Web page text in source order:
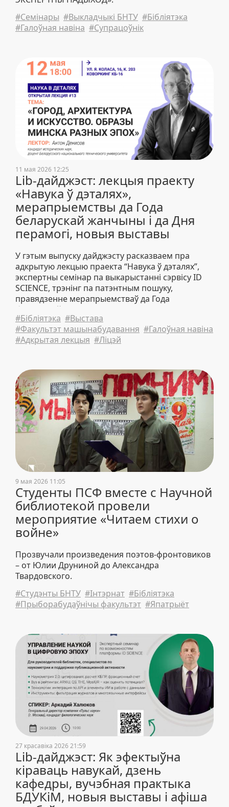
#Семінары #Выкладчыкі БНТУ #Бібліятэка
#Галоўная навіна #Супрацоўнік
11 мая 2026 12:25
Lib-дайджэст: лекцыя праекту
«Навука ў дэталях»,
мерапрыемствы да Года
беларускай жанчыны і да Дня
перамогі, новыя выставы
У гэтым выпуску дайджэсту расказваем пра
адкрытую лекцыю праекта “Навука ў дэталях”,
экспертны семінар па выкарыстанні сэрвісу ID
SCIENCE, трэнінг па патэнтным пошуку,
правядзенне мерапрыемстваў да Года
беларускай жанчыны і да Дня перамогі, а
таксама дзелімся новымі кніжнымі выставамі і
навінамі ўніверсітэта.
#Бібліятэка #Выстава
#Факультэт машынабудавання #Галоўная навіна
#Адкрытая лекцыя #Ліцэй
9 мая 2026 11:05
Студенты ПСФ вместе с Научной
библиотекой провели
мероприятие «Читаем стихи о
войне»
Прозвучали произведения поэтов-фронтовиков
– от Юлии Друниной до Александра
Твардовского.
#Студэнты БНТУ #Інтэрнат #Бібліятэка
#Прыборабудаўнічы факультэт #Япатрыёт
27 красавіка 2026 21:59
Lib-дайджэст: Як эфектыўна
кіраваць навукай, дзень
кафедры, вучэбная практыка
БДУКіМ, новыя выставы і афіша